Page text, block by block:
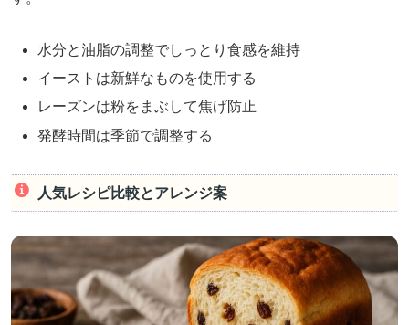
水分と油脂の調整でしっとり食感を維持
イーストは新鮮なものを使用する
レーズンは粉をまぶして焦げ防止
発酵時間は季節で調整する
人気レシピ比較とアレンジ案